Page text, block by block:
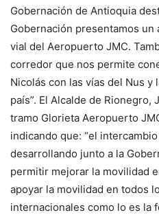
Gobernación de Antioquia
Gobernación presentamos
vial del Aeropuerto JMC.
corredor que nos permite
Nicolás con las vías del Nus
país”. El Alcalde de Rionegro,
tramo Glorieta Aeropuerto
indicando que: “el
desarrollando junto a la
permitir mejorar la movilidad
apoyar la movilidad en todos
internacionales como lo es la